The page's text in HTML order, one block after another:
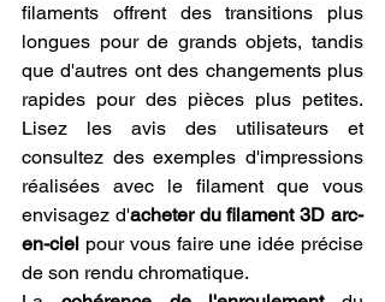
filaments offrent des transitions plus
longues pour de grands objets, tandis
que d'autres ont des changements plus
rapides pour des pièces plus petites.
Lisez les avis des utilisateurs et
consultez des exemples d'impressions
réalisées avec le filament que vous
envisagez d'acheter du filament 3D arc-
en-ciel pour vous faire une idée précise
de son rendu chromatique.